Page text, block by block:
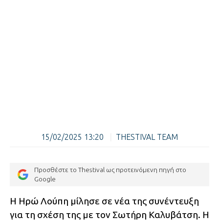
15/02/2025 13:20 THESTIVAL TEAM
Προσθέστε το Thestival ως προτεινόμενη πηγή στο
Google
Η Ηρώ Λούπη μίλησε σε νέα της συνέντευξη
για τη σχέση της με τον Σωτήρη Καλυβάτση. Η